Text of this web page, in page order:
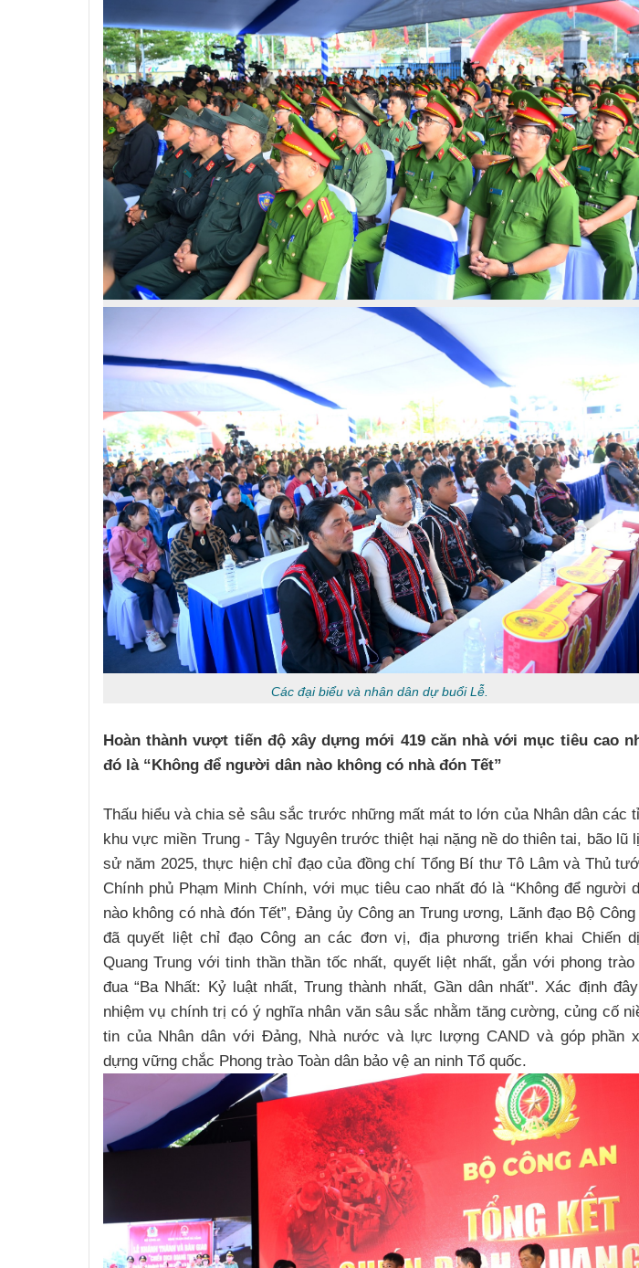
Các đại biểu và nhân dân dự buổi Lễ.
Hoàn thành vượt tiến độ xây dựng mới 419 căn nhà với mục tiêu cao
đó là “Không để người dân nào không có nhà đón Tết”
Thấu hiểu và chia sẻ sâu sắc trước những mất mát to lớn của Nhân dân các
khu vực miền Trung - Tây Nguyên trước thiệt hại nặng nề do thiên tai, bão lũ
sử năm 2025, thực hiện chỉ đạo của đồng chí Tổng Bí thư Tô Lâm và Thủ
Chính phủ Phạm Minh Chính, với mục tiêu cao nhất đó là “Không để người
nào không có nhà đón Tết”, Đảng ủy Công an Trung ương, Lãnh đạo Bộ Công
đã quyết liệt chỉ đạo Công an các đơn vị, địa phương triển khai Chiến
Quang Trung với tinh thần thần tốc nhất, quyết liệt nhất, gắn với phong trào
đua “Ba Nhất: Kỷ luật nhất, Trung thành nhất, Gần dân nhất". Xác định
nhiệm vụ chính trị có ý nghĩa nhân văn sâu sắc nhằm tăng cường, củng cố
tin của Nhân dân với Đảng, Nhà nước và lực lượng CAND và góp phần
dựng vững chắc Phong trào Toàn dân bảo vệ an ninh Tổ quốc.
Nguyễn Sinh Dưỡng
Kim Tuấn